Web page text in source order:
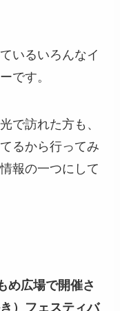
いるいろんなイ
です。
で訪れた方も、
るから行ってみ
報の一つにして
め広場で開催さ
）フェスティバ